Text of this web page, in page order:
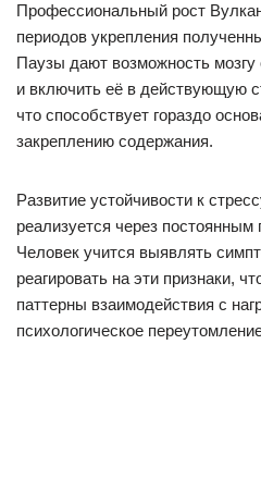
Профессиональный рост
периодов укрепления
Паузы дают возможность
и включить её в действующую
что способствует гораздо
закреплению содержания.
Развитие устойчивости к
реализуется через постоянным
Человек учится выявлять
реагировать на эти признаки,
паттерны взаимодействия с
психологическое